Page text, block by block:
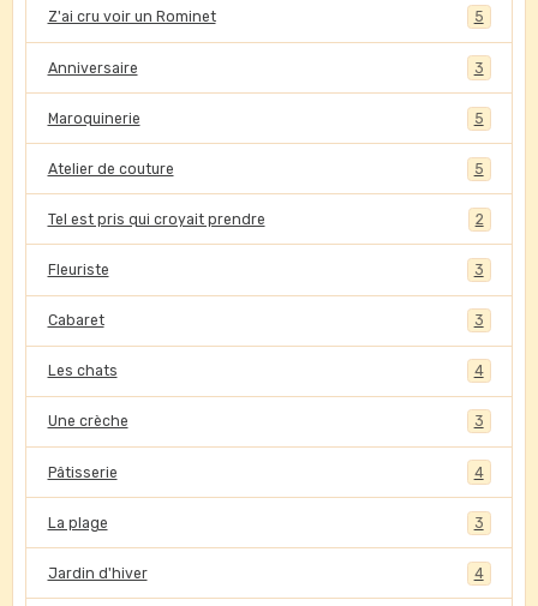
Z'ai cru voir un Rominet 5
Anniversaire 3
Maroquinerie 5
Atelier de couture 5
Tel est pris qui croyait prendre 2
Fleuriste 3
Cabaret 3
Les chats 4
Une crèche 3
Pâtisserie 4
La plage 3
Jardin d'hiver 4